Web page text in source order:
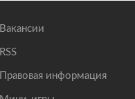
Вакансии
RSS
Правовая информация